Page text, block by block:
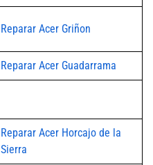
Reparar Acer Griñon
Reparar Acer Guadarrama
Reparar Acer Horcajo de la
Sierra